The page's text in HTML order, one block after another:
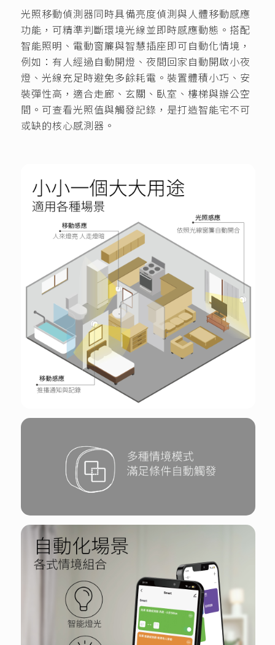
光照移動偵測器同時具備亮度偵測與人體移動感應
功能，可精準判斷環境光線並即時感應動態。搭配
智能照明、電動窗簾與智慧插座即可自動化情境，
例如：有人經過自動開燈、夜間回家自動開啟小夜
燈、光線充足時避免多餘耗電。裝置體積小巧、安
裝彈性高，適合走廊、玄關、臥室、樓梯與辦公空
間。可查看光照值與觸發記錄，是打造智能宅不可
或缺的核心感測器。